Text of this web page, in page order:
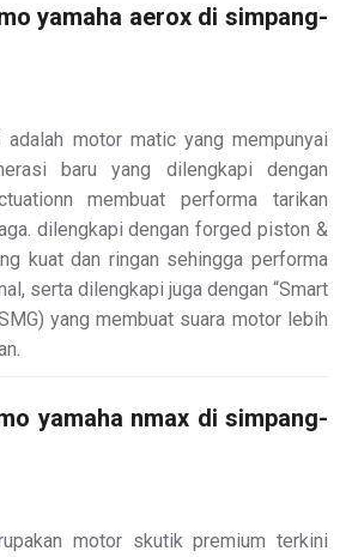
yamaha aerox di simpang-
adalah motor matic yang mempunyai
baru yang dilengkapi dengan
membuat performa tarikan
dilengkapi dengan forged piston &
kuat dan ringan sehingga performa
serta dilengkapi juga dengan “Smart
yang membuat suara motor lebih
yamaha nmax di simpang-
motor skutik premium terkini